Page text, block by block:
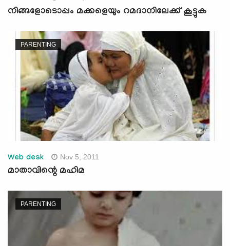
നിങ്ങളോടൊപ്പം മക്കളെയും റമദാനിലേക്ക് കൂട്ടുക
PARENTING
Web desk Nov 5, 2011
മാതാവിന്റെ മഹിമ
PARENTING